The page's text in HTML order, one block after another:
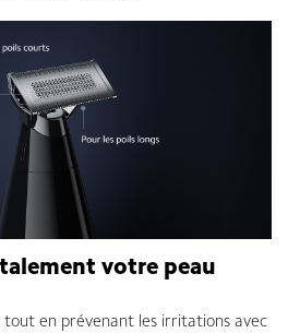
votre peau
tout en prévenant les irritations avec